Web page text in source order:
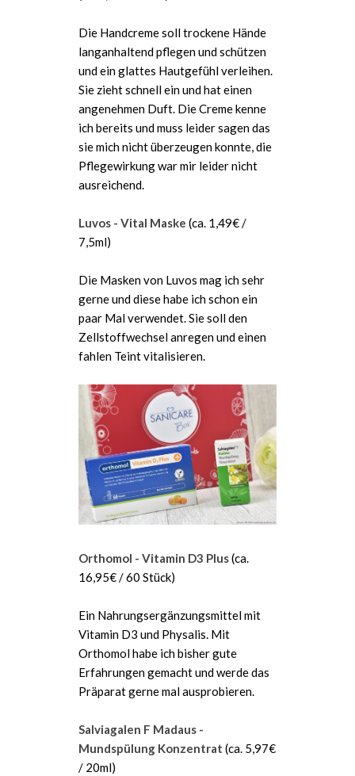
Die Handcreme soll trockene Hände
langanhaltend pflegen und schützen
und ein glattes Hautgefühl verleihen.
Sie zieht schnell ein und hat einen
angenehmen Duft. Die Creme kenne
ich bereits und muss leider sagen das
sie mich nicht überzeugen konnte, die
Pflegewirkung war mir leider nicht
ausreichend.
Luvos - Vital Maske (ca. 1,49€ /
7,5ml)
Die Masken von Luvos mag ich sehr
gerne und diese habe ich schon ein
paar Mal verwendet. Sie soll den
Zellstoffwechsel anregen und einen
fahlen Teint vitalisieren.
Orthomol - Vitamin D3 Plus(ca.
16,95€ / 60 Stück)
Ein Nahrungsergänzungsmittel mit
Vitamin D3 und Physalis. Mit
Orthomol habe ich bisher gute
Erfahrungen gemacht und werde das
Präparat gerne mal ausprobieren.
Salviagalen F Madaus -
Mundspülung Konzentrat (ca. 5,97€
/ 20ml)